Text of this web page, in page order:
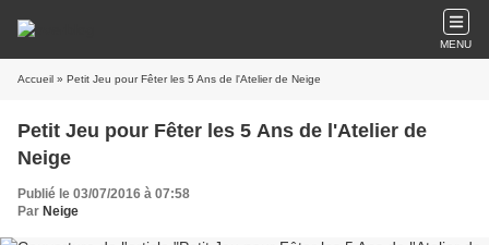
MENU
Accueil » Petit Jeu pour Fêter les 5 Ans de l'Atelier de Neige
Petit Jeu pour Fêter les 5 Ans de l'Atelier de
Neige
Publié le 03/07/2016 à 07:58
Par Neige